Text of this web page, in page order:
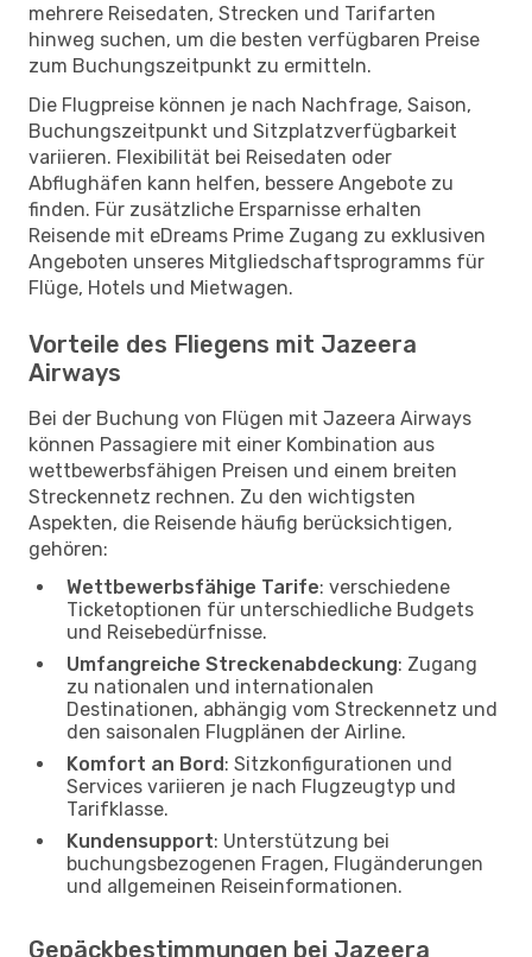
mehrere Reisedaten, Strecken und Tarifarten
hinweg suchen, um die besten verfügbaren Preise
zum Buchungszeitpunkt zu ermitteln.
Die Flugpreise können je nach Nachfrage, Saison,
Buchungszeitpunkt und Sitzplatzverfügbarkeit
variieren. Flexibilität bei Reisedaten oder
Abflughäfen kann helfen, bessere Angebote zu
finden. Für zusätzliche Ersparnisse erhalten
Reisende mit eDreams Prime Zugang zu exklusiven
Angeboten unseres Mitgliedschaftsprogramms für
Flüge, Hotels und Mietwagen.
Vorteile des Fliegens mit Jazeera
Airways
Bei der Buchung von Flügen mit Jazeera Airways
können Passagiere mit einer Kombination aus
wettbewerbsfähigen Preisen und einem breiten
Streckennetz rechnen. Zu den wichtigsten
Aspekten, die Reisende häufig berücksichtigen,
gehören:
Wettbewerbsfähige Tarife: verschiedene
Ticketoptionen für unterschiedliche Budgets
und Reisebedürfnisse.
Umfangreiche Streckenabdeckung: Zugang
zu nationalen und internationalen
Destinationen, abhängig vom Streckennetz und
den saisonalen Flugplänen der Airline.
Komfort an Bord: Sitzkonfigurationen und
Services variieren je nach Flugzeugtyp und
Tarifklasse.
Kundensupport: Unterstützung bei
buchungsbezogenen Fragen, Flugänderungen
und allgemeinen Reiseinformationen.
Gepäckbestimmungen bei Jazeera